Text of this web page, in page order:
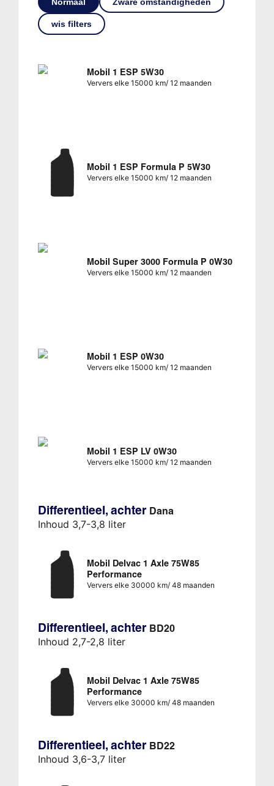
wis filters
Mobil 1 ESP 5W30
Ververs elke 15000 km/ 12 maanden
Mobil 1 ESP Formula P 5W30
Ververs elke 15000 km/ 12 maanden
Mobil Super 3000 Formula P 0W30
Ververs elke 15000 km/ 12 maanden
Mobil 1 ESP 0W30
Ververs elke 15000 km/ 12 maanden
Mobil 1 ESP LV 0W30
Ververs elke 15000 km/ 12 maanden
Differentieel, achter Dana
Inhoud 3,7-3,8 liter
Mobil Delvac 1 Axle 75W85
Performance
Ververs elke 30000 km/ 48 maanden
Differentieel, achter BD20
Inhoud 2,7-2,8 liter
Mobil Delvac 1 Axle 75W85
Performance
Ververs elke 30000 km/ 48 maanden
Differentieel, achter BD22
Inhoud 3,6-3,7 liter